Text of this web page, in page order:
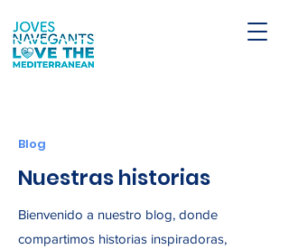
Blog
Nuestras historias
Bienvenido a nuestro blog, donde
compartimos historias inspiradoras,